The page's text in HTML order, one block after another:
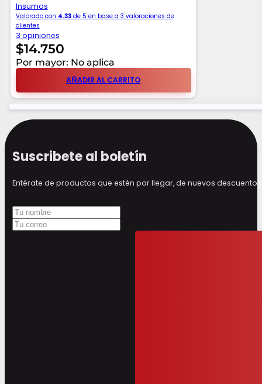
Insumos
Valorado con 4.33de 5 en base a 3 valoraciones de
clientes
3 opiniones
$14.750
Por mayor: No aplica
AÑADIR AL CARRITO
Suscribete al boletín
Entérate de productos que estén por llegar, de nuevos